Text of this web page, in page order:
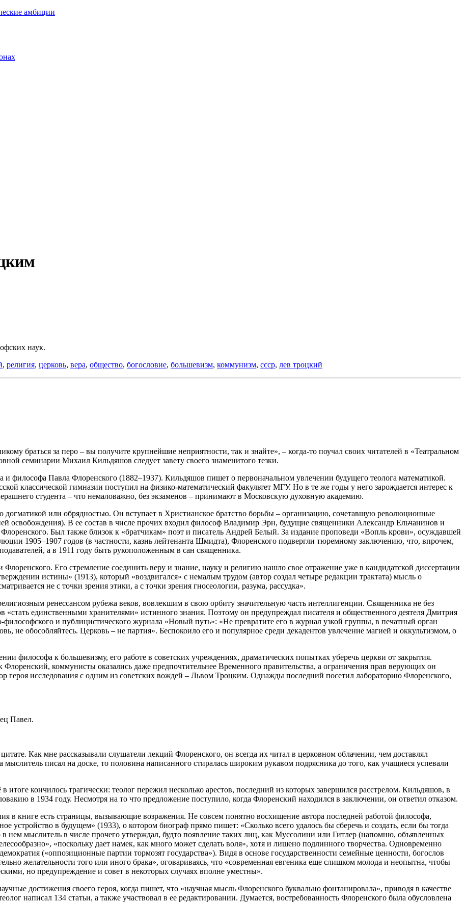
амбиции
наук.
, религия, церковь, вера, общество, богословие, большевизм, коммунизм, ссср, лев троцкий
браться за перо – вы получите крупнейшие неприятности, так и знайте», – когда-то поучал своих читателей в «Театральном
семинарии Михаил Кильдяшов следует завету своего знаменитого тезки.
и философа Павла Флоренского (1882–1937). Кильдяшов пишет о первоначальном увлечении будущего теолога математикой.
классической гимназии поступил на физико-математический факультет МГУ. Но в те же годы у него зарождается интерес к
студента – что немаловажно, без экзаменов – принимают в Московскую духовную академию.
догматикой или обрядностью. Он вступает в Христианское братство борьбы – организацию, сочетавшую революционные
освобождения). В ее состав в числе прочих входил философ Владимир Эрн, будущие священники Александр Ельчанинов и
Был также близок к «братчикам» поэт и писатель Андрей Белый. За издание проповеди «Вопль крови», осуждавшей
1905–1907 годов (в частности, казнь лейтенанта Шмидта), Флоренского подвергли тюремному заключению, что, впрочем,
а в 1911 году быть рукоположенным в сан священника.
Флоренского. Его стремление соединить веру и знание, науку и религию нашло свое отражение уже в кандидатской диссертации
истины» (1913), который «воздвигался» с немалым трудом (автор создал четыре редакции трактата) мысль о
не с точки зрения этики, а с точки зрения гносеологии, разума, рассудка».
ренессансом рубежа веков, вовлекшим в свою орбиту значительную часть интеллигенции. Священника не без
«стать единственными хранителями» истинного знания. Поэтому он предупреждал писателя и общественного деятеля Дмитрия
и публицистического журнала «Новый путь»: «Не превратите его в журнал узкой группы, в печатный орган
не обособляйтесь. Церковь – не партия». Беспокоило его и популярное среди декадентов увлечение магией и оккультизмом, о
философа к большевизму, его работе в советских учреждениях, драматических попытках уберечь церкви от закрытия.
Флоренский, коммунисты оказались даже предпочтительнее Временного правительства, а ограничения прав верующих он
героя исследования с одним из советских вождей – Львом Троцким. Однажды последний посетил лабораторию Флоренского,
Павел.
Как мне рассказывали слушатели лекций Флоренского, он всегда их читал в церковном облачении, чем доставлял
писал на доске, то половина написанного стиралась широким рукавом подрясника до того, как учащиеся успевали
кончилось трагически: теолог пережил несколько арестов, последний из которых завершился расстрелом. Кильдяшов, в
в 1934 году. Несмотря на то что предложение поступило, когда Флоренский находился в заключении, он ответил отказом.
в книге есть страницы, вызывающие возражения. Не совсем понятно восхищение автора последней работой философа,
устройство в будущем» (1933), о котором биограф прямо пишет: «Сколько всего удалось бы сберечь и создать, если бы тогда
нем мыслитель в числе прочего утверждал, будто появление таких лиц, как Муссолини или Гитлер (напомню, объявленных
«поскольку дает намек, как много может сделать воля», хотя и лишено подлинного творчества. Одновременно
(«оппозиционные партии тормозят государства»). Видя в основе государственности семейные ценности, богослов
желательности того или иного брака», оговариваясь, что «современная евгеника еще слишком молода и неопытна, чтобы
но предупреждение и совет в некоторых случаях вполне уместны».
достижения своего героя, когда пишет, что «научная мысль Флоренского буквально фонтанировала», приводя в качестве
написал 134 статьи, а также участвовал в ее редактировании. Думается, востребованность Флоренского была обусловлена